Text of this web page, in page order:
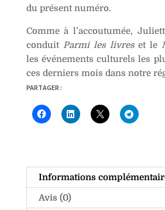
du présent numéro.
Comme à l’accoutumée,
conduit Parmi les livreset le
les événements culturels les
ces derniers mois dans notre
PARTAGER :
Informations
Avis (0)